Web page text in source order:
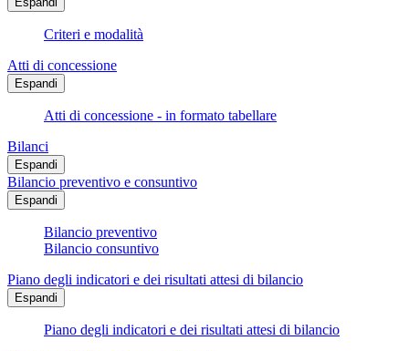
Criteri e modalità
Atti di concessione
Espandi
Atti di concessione - in formato tabellare
Bilanci
Espandi
Bilancio preventivo e consuntivo
Espandi
Bilancio preventivo
Bilancio consuntivo
Piano degli indicatori e dei risultati attesi di bilancio
Espandi
Piano degli indicatori e dei risultati attesi di bilancio